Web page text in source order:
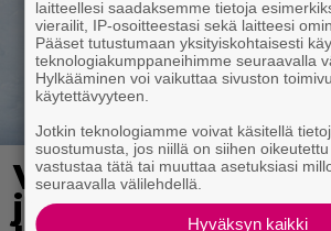
Vanhasta X-Files-
julkaistaan K18-
laitteellesi saadaksemme tietoja
vierailit, IP-osoitteestasi sekä laitteesi
Pääset tutustumaan yksityiskohtaisesti
teknologiakumppaneihimme seuraavalla
Hylkääminen voi vaikuttaa sivuston
käytettävyyteen.
Jotkin teknologiamme voivat käsitellä
suostumusta, jos niillä on siihen
vastustaa tätä tai muuttaa asetuksiasi
seuraavalla välilehdellä.
Hyväksyn kaikki